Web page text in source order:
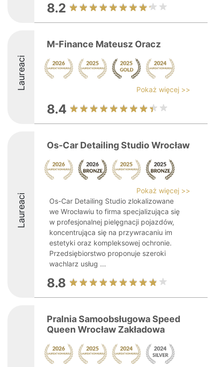
8.2
Laureaci
M-Finance Mateusz Oracz
Pokaż więcej >>
8.4
Laureaci
Os-Car Detailing Studio Wrocław
Pokaż więcej >>
Os-Car Detailing Studio zlokalizowane
we Wrocławiu to firma specjalizująca się
w profesjonalnej pielęgnacji pojazdów,
koncentrująca się na przywracaniu im
estetyki oraz kompleksowej ochronie.
Przedsiębiorstwo proponuje szeroki
wachlarz usług ...
8.8
Pralnia Samoobsługowa Speed
Queen Wrocław Zakładowa